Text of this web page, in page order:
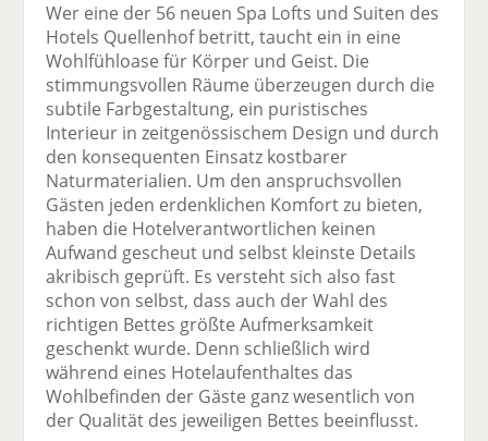
Wer eine der 56 neuen Spa Lofts und Suiten des
Hotels Quellenhof betritt, taucht ein in eine
Wohlfühloase für Körper und Geist. Die
stimmungsvollen Räume überzeugen durch die
subtile Farbgestaltung, ein puristisches
Interieur in zeitgenössischem Design und durch
den konsequenten Einsatz kostbarer
Naturmaterialien. Um den anspruchsvollen
Gästen jeden erdenklichen Komfort zu bieten,
haben die Hotelverantwortlichen keinen
Aufwand gescheut und selbst kleinste Details
akribisch geprüft. Es versteht sich also fast
schon von selbst, dass auch der Wahl des
richtigen Bettes größte Aufmerksamkeit
geschenkt wurde. Denn schließlich wird
während eines Hotelaufenthaltes das
Wohlbefinden der Gäste ganz wesentlich von
der Qualität des jeweiligen Bettes beeinflusst.